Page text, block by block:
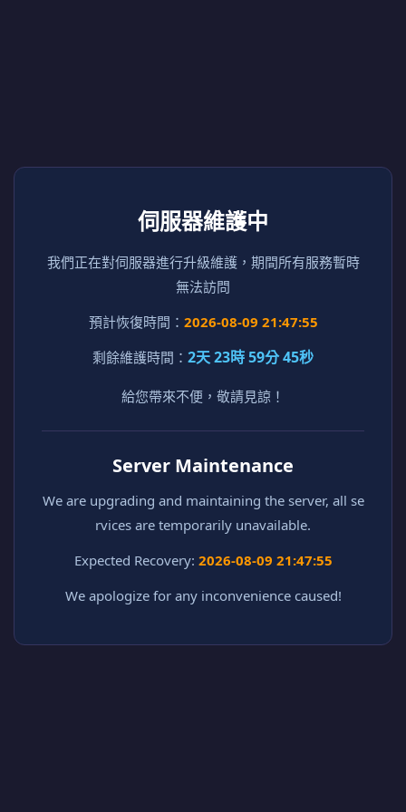
伺服器維護中
我們正在對伺服器進行升級維護，期間所有服務暫時
無法訪問
預計恢復時間： 2026-08-09 21:47:55
剩餘維護時間： 2天 23時 59分 45秒
給您帶來不便，敬請見諒！
Server Maintenance
We are upgrading and maintaining the server, all se
rvices are temporarily unavailable.
Expected Recovery: 2026-08-09 21:47:55
We apologize for any inconvenience caused!